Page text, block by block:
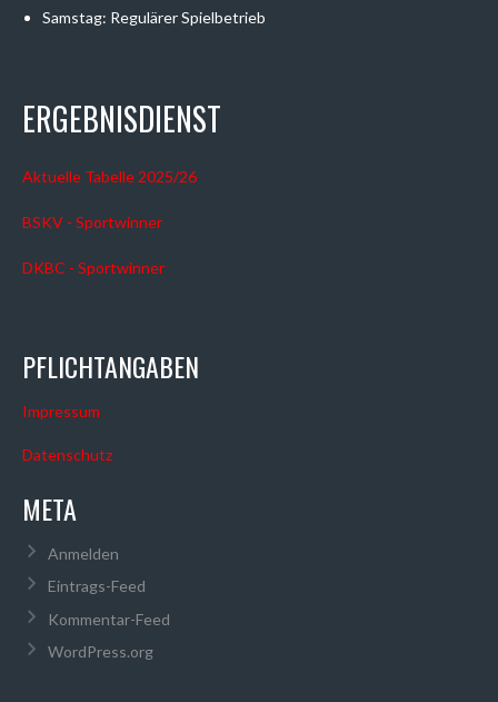
Samstag: Regulärer Spielbetrieb
ERGEBNISDIENST
Aktuelle Tabelle 2025/26
BSKV - Sportwinner
DKBC - Sportwinner
PFLICHTANGABEN
Impressum
Datenschutz
META
Anmelden
Eintrags-Feed
Kommentar-Feed
WordPress.org